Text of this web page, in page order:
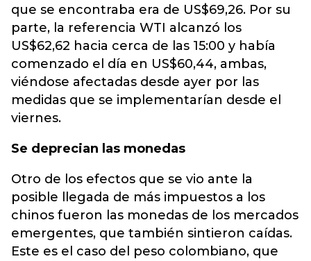
que se encontraba era de US$69,26. Por su
parte, la referencia WTI alcanzó los
US$62,62 hacia cerca de las 15:00 y había
comenzado el día en US$60,44, ambas,
viéndose afectadas desde ayer por las
medidas que se implementarían desde el
viernes.
Se deprecian las monedas
Otro de los efectos que se vio ante la
posible llegada de más impuestos a los
chinos fueron las monedas de los mercados
emergentes, que también sintieron caídas.
Este es el caso del peso colombiano, que